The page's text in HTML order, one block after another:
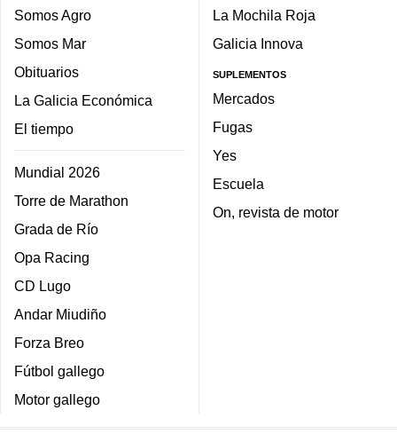
Somos Agro
Somos Mar
Obituarios
La Galicia Económica
El tiempo
Mundial 2026
Torre de Marathon
Grada de Río
Opa Racing
CD Lugo
Andar Miudiño
Forza Breo
Fútbol gallego
Motor gallego
La Mochila Roja
Galicia Innova
SUPLEMENTOS
Mercados
Fugas
Yes
Escuela
On, revista de motor